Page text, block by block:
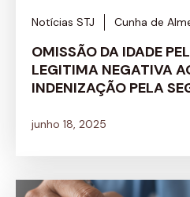
Notícias STJ Cunha de
OMISSÃO DA IDADE
LEGITIMA NEGATIVA
INDENIZAÇÃO PELA
junho 18, 2025